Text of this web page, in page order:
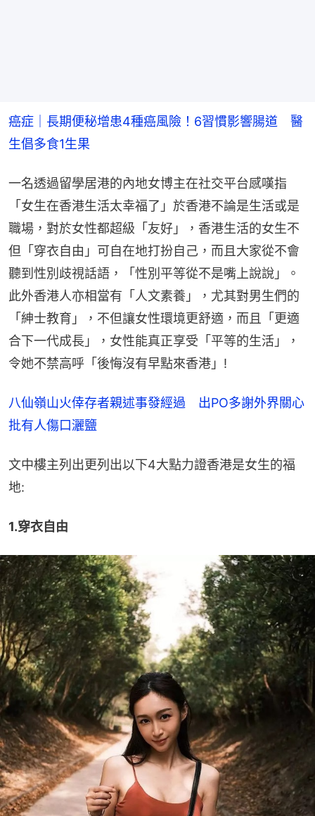
癌症｜長期便秘增患4種癌風險！6習慣影響腸道　醫
生倡多食1生果
一名透過留學居港的內地女博主在社交平台感嘆指
「女生在香港生活太幸福了」於香港不論是生活或是
職場，對於女性都超級「友好」，香港生活的女生不
但「穿衣自由」可自在地打扮自己，而且大家從不會
聽到性別歧視話語，「性別平等從不是嘴上說說」。
此外香港人亦相當有「人文素養」，尤其對男生們的
「紳士教育」，不但讓女性環境更舒適，而且「更適
合下一代成長」，女性能真正享受「平等的生活」，
令她不禁高呼「後悔沒有早點來香港」!
八仙嶺山火倖存者親述事發經過　出PO多謝外界關心
批有人傷口灑鹽
文中樓主列出更列出以下4大點力證香港是女生的福
地:
1.穿衣自由